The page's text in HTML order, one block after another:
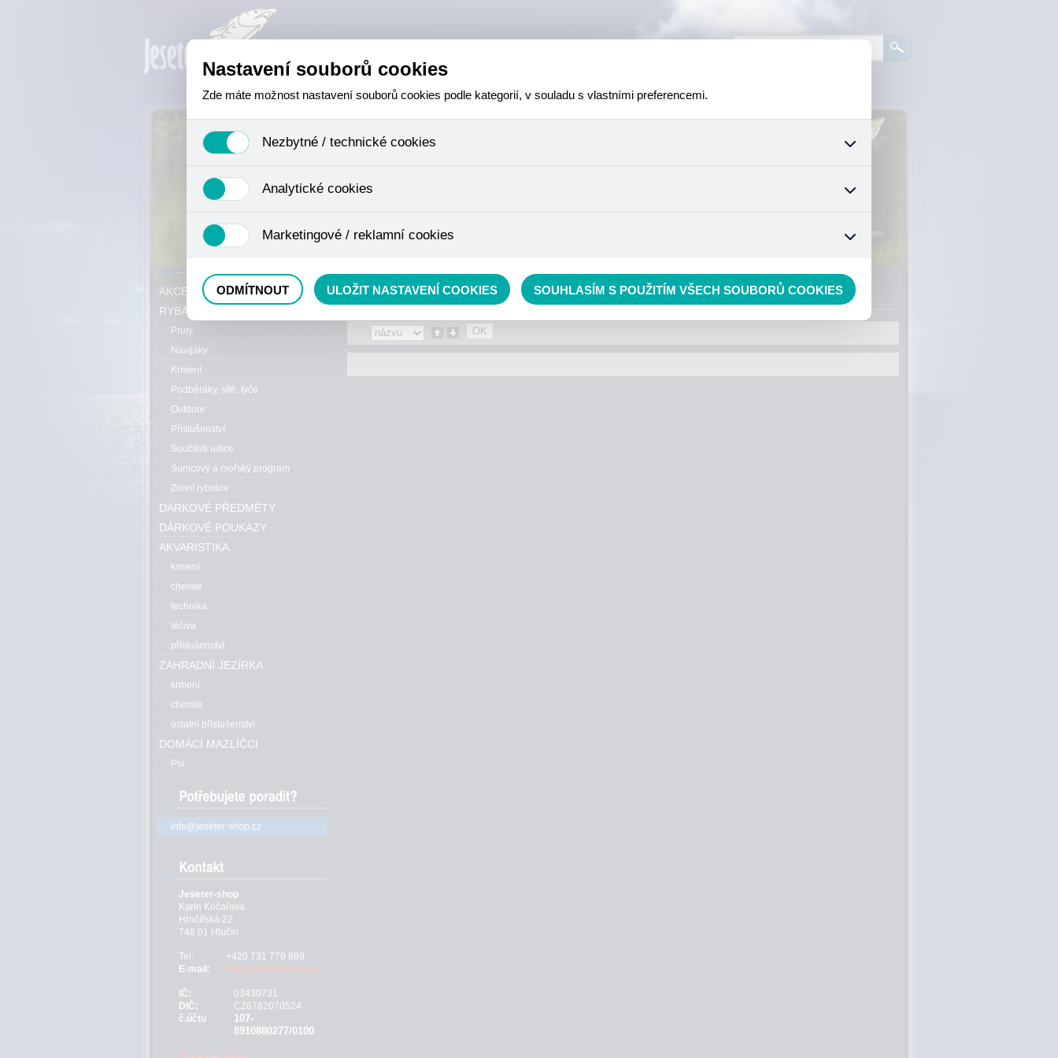
Přihlášení
RYBÁŘSKÝ SORTIMENT
AKCE, SLEVY, VÝPRODEJ
RYBÁŘSKÝ SORTIMENT
Pruty
Navijáky
Krmení
Podběráky, sítě, tyče
Outdoor
Příslušenství
Součásti udice
Sumcový a mořský program
Zimní rybolov
DÁRKOVÉ PŘEDMĚTY
DÁRKOVÉ POUKAZY
AKVARISTIKA
krmení
chemie
technika
léčiva
příslušenství
ZAHRADNÍ JEZÍRKA
krmení
chemie
ostatní příslušenství
DOMÁCÍ MAZLÍČCI
Psi
info@jeseter-shop.cz
Jeseter-shop
Karin Kočařová
Hrnčířská 22
748 01 Hlučín
Tel:
+420 731 779 889
E-mail:
info@jeseter-shop.cz
IČ:
03430731
DIČ:
CZ6762070524
č.účtu
107-
8910880277/0100
Nastavení souborů cookies
Zde máte možnost nastavení souborů cookies podle kategorií, v souladu s vlastními preferencemi.
Nezbytné / technické cookies
se mimo jiné k ukládání produktů v nákupním košíku, ovládání filtrů a také nastavení souhlasu s uživáním cookies. Pro tyto cookies
není zapotřebí Váš souhlas a není možné jej ani odebrat.
Analytické cookies
nejedná o osobní údaje, protože anonymizované cookies nelze přiřadit konkrétnímu uživateli. Proto nedokážeme zjistit navštívené
odkazy, prohlížené zboží apod.
Marketingové / reklamní cookies
ODMÍTNOUT ULOŽIT NASTAVENÍ COOKIES SOUHLASÍM S POUŽITÍM VŠECH SOUBORŮ COOKIES